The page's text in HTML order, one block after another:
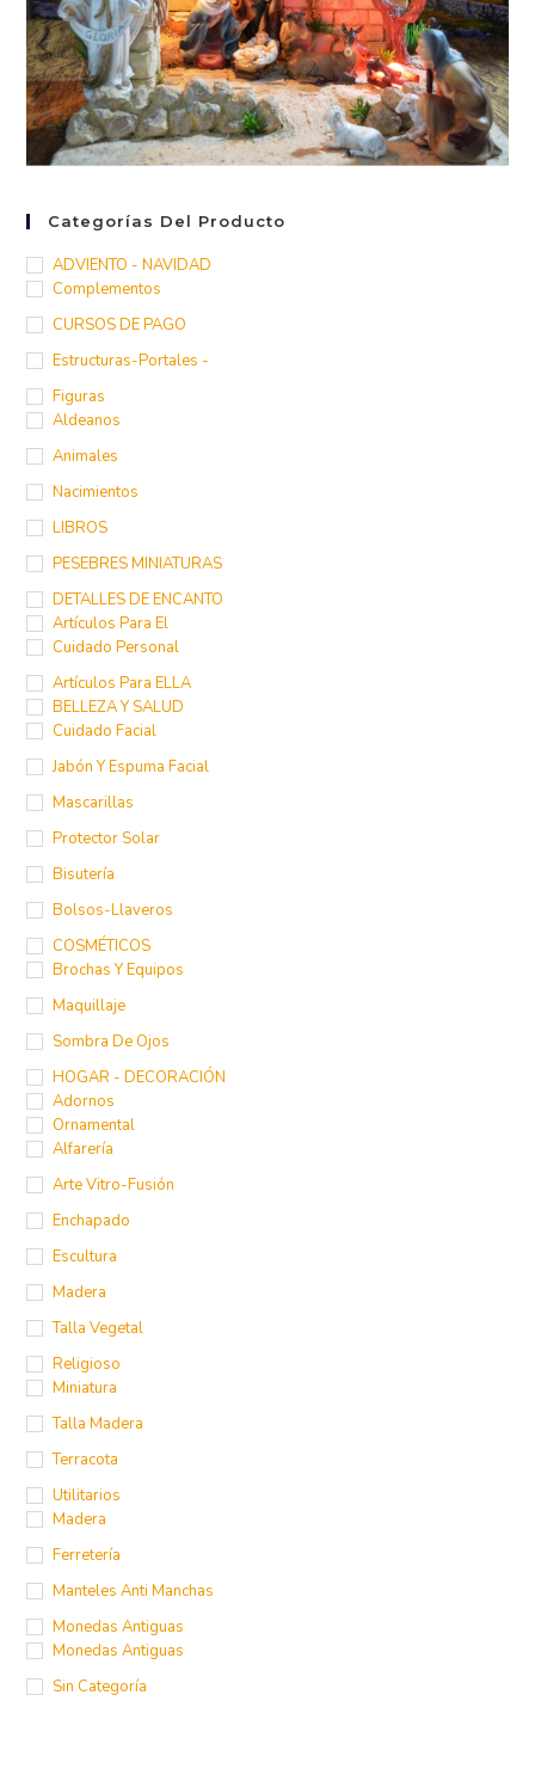
Categorías Del Producto
Complementos
CURSOS DE PAGO
Estructuras-Portales -
Aldeanos
Animales
Nacimientos
LIBROS
PESEBRES MINIATURAS
DETALLES DE ENCANTO
Artículos Para El
Cuidado Personal
Artículos Para ELLA
BELLEZA Y SALUD
Cuidado Facial
Jabón Y Espuma Facial
Mascarillas
Protector Solar
Bisutería
Bolsos-Llaveros
Brochas Y Equipos
Maquillaje
Sombra De Ojos
HOGAR - DECORACIÓN
Adornos
Alfarería
Arte Vitro-Fusión
Enchapado
Escultura
Madera
Talla Vegetal
Miniatura
Talla Madera
Terracota
Utilitarios
Madera
Ferretería
Manteles Anti Manchas
Monedas Antiguas
Monedas Antiguas